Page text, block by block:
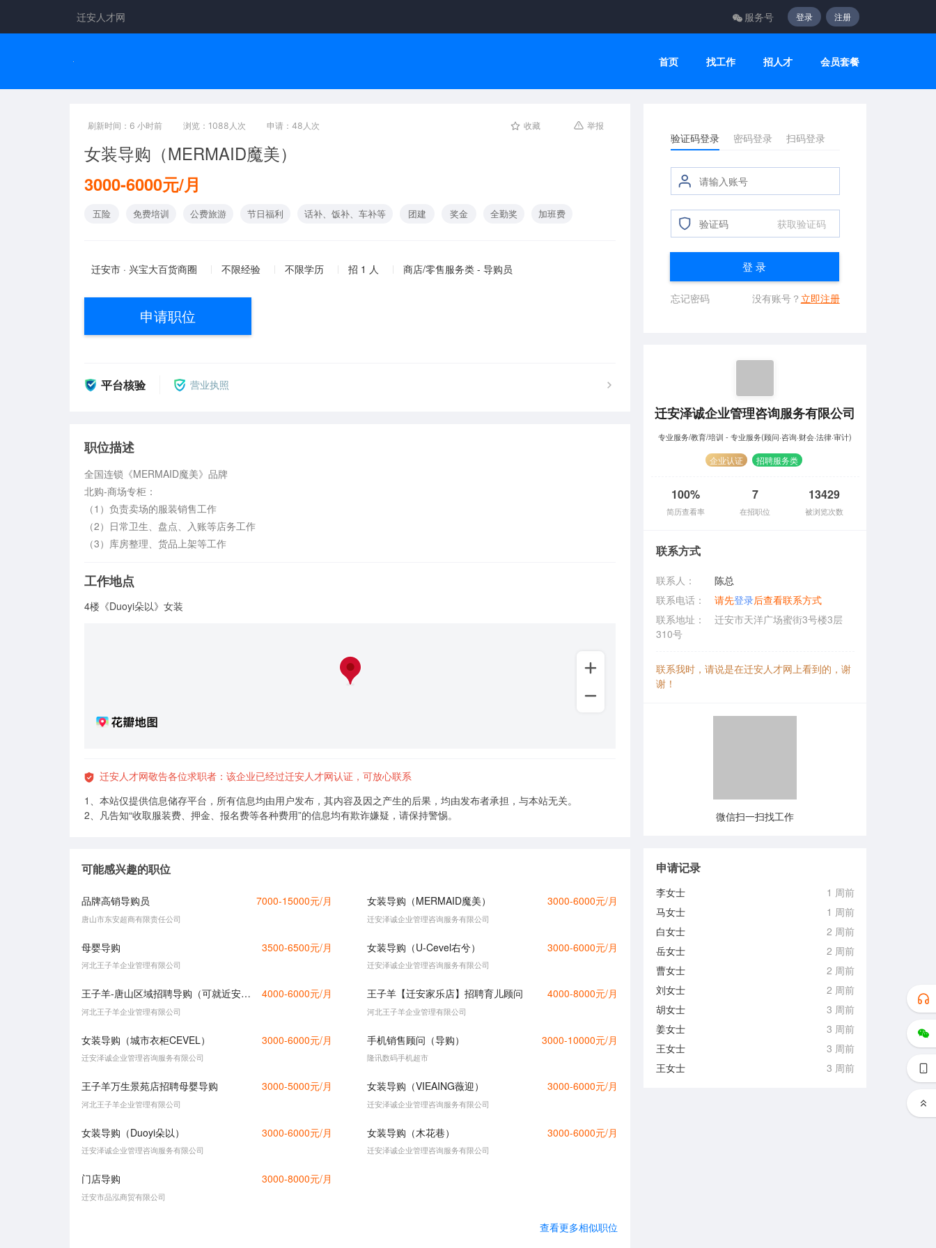
迁安人才网 服务号 登录 注册
首页 找工作 招人才 会员套餐
刷新时间：6 小时前 浏览：1088人次 申请：48人次 收藏 举报
女装导购（MERMAID魔美）
3000-6000元/月
五险 免费培训 公费旅游 节日福利 话补、饭补、车补等 团建 奖金 全勤奖 加班费
迁安市 · 兴宝大百货商圈 不限经验 不限学历 招 1 人 商店/零售服务类 - 导购员
申请职位
平台核验 营业执照
职位描述
全国连锁《MERMAID魔美》品牌
北购-商场专柜：
（1）负责卖场的服装销售工作
（2）日常卫生、盘点、入账等店务工作
（3）库房整理、货品上架等工作
工作地点
4楼《Duoyi朵以》女装
+
–
迁安人才网敬告各位求职者：该企业已经过迁安人才网认证，可放心联系
1、本站仅提供信息储存平台，所有信息均由用户发布，其内容及因之产生的后果，均由发布者承担，与本站无关。
2、凡告知“收取服装费、押金、报名费等各种费用”的信息均有欺诈嫌疑，请保持警惕。
可能感兴趣的职位
品牌高销导购员 7000-15000元/月
唐山市东安超商有限责任公司
女装导购（MERMAID魔美） 3000-6000元/月
迁安泽诚企业管理咨询服务有限公司
母婴导购 3500-6500元/月
河北王子羊企业管理有限公司
女装导购（U-Cevel右兮） 3000-6000元/月
迁安泽诚企业管理咨询服务有限公司
王子羊-唐山区域招聘导购（可就近安排） 4000-6000元/月
河北王子羊企业管理有限公司
王子羊【迁安家乐店】招聘育儿顾问 4000-8000元/月
河北王子羊企业管理有限公司
女装导购（城市衣柜CEVEL） 3000-6000元/月
迁安泽诚企业管理咨询服务有限公司
手机销售顾问（导购） 3000-10000元/月
隆讯数码手机超市
王子羊万生景苑店招聘母婴导购 3000-5000元/月
河北王子羊企业管理有限公司
女装导购（VIEAING薇迎） 3000-6000元/月
迁安泽诚企业管理咨询服务有限公司
女装导购（Duoyi朵以） 3000-6000元/月
迁安泽诚企业管理咨询服务有限公司
女装导购（木花巷） 3000-6000元/月
迁安泽诚企业管理咨询服务有限公司
门店导购 3000-8000元/月
迁安市品泓商贸有限公司
查看更多相似职位
验证码登录 密码登录 扫码登录
获取验证码
登 录
忘记密码 没有账号？ 立即注册
迁安泽诚企业管理咨询服务有限公司
专业服务/教育/培训 - 专业服务(顾问·咨询·财会·法律·审计)
企业认证 招聘服务类
100%
简历查看率
7
在招职位
13429
被浏览次数
联系方式
联系人：
陈总
联系电话：
请先登录后查看联系方式
联系地址：
迁安市天洋广场蜜街3号楼3层
310号
联系我时，请说是在迁安人才网上看到的，谢
谢！
微信扫一扫找工作
申请记录
李女士
1 周前
马女士
1 周前
白女士
2 周前
岳女士
2 周前
曹女士
2 周前
刘女士
2 周前
胡女士
3 周前
姜女士
3 周前
王女士
3 周前
王女士
3 周前